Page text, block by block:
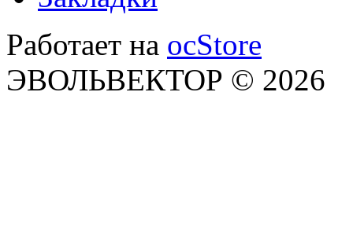
Работает на ocStore
ЭВОЛЬВЕКТОР © 2026